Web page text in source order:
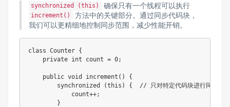
synchronized (this) 确保只有一个线程可以执行
increment()
方法中的关键部分。通过同步代码块，
我们可以更精细地控制同步范围，减少性能开销。
class Counter {
    private int count = 0;
    public void increment() {
        synchronized (this) {  // 只对特定代码块进行同步
            count++;
        }